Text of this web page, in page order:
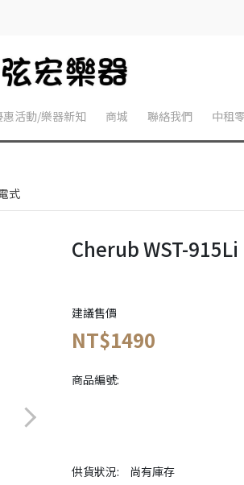
惠活動/樂器新知 商城 聯絡我們 中租
式
Cherub WST-915Li
建議售價
NT$1490
商品編號:
供貨狀況: 尚有庫存